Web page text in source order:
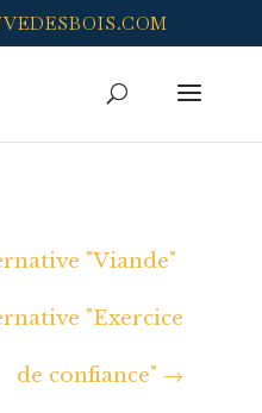
"Viande"
"Exercice
de confiance" →